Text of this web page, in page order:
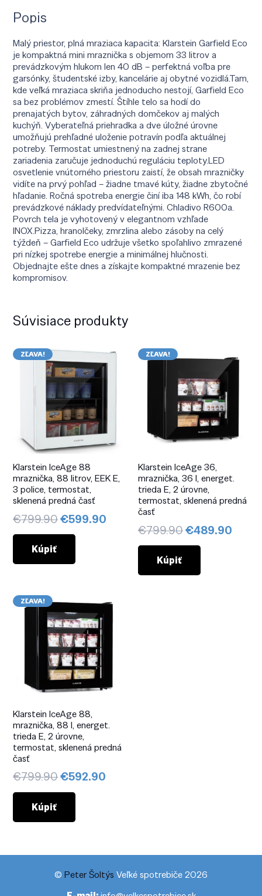
Popis
Malý priestor, plná mraziaca kapacita: Klarstein Garfield Eco
je kompaktná mini mraznička s objemom 33 litrov a
prevádzkovým hlukom len 40 dB – perfektná voľba pre
garsónky, študentské izby, kancelárie aj obytné vozidlá.Tam,
kde veľká mraziaca skriňa jednoducho nestojí, Garfield Eco
sa bez problémov zmestí. Štíhle telo sa hodí do
prenajatých bytov, záhradných domčekov aj malých
kuchýň. Vyberateľná priehradka a dve úložné úrovne
umožňujú prehľadné uloženie potravín podľa aktuálnej
potreby. Termostat umiestnený na zadnej strane
zariadenia zaručuje jednoduchú reguláciu teploty.LED
osvetlenie vnútorného priestoru zaistí, že obsah mrazničky
vidíte na prvý pohľad – žiadne tmavé kúty, žiadne zbytočné
hľadanie. Ročná spotreba energie činí iba 148 kWh, čo robí
prevádzkové náklady predvídateľnými. Chladivo R600a.
Povrch tela je vyhotovený v elegantnom vzhľade
INOX.Pizza, hranolčeky, zmrzlina alebo zásoby na celý
týždeň – Garfield Eco udržuje všetko spoľahlivo zmrazené
pri nízkej spotrebe energie a minimálnej hlučnosti.
Objednajte ešte dnes a získajte kompaktné mrazenie bez
kompromisov.
Súvisiace produkty
ZĽAVA!
Klarstein IceAge 88
mraznička, 88 litrov, EEK E,
3 police, termostat,
sklenená predná časť
€799.90Pôvodná
cena
€799.90.
€599.90 Aktuálna
Kúpiť
ZĽAVA!
Klarstein IceAge 36,
mraznička, 36 l, energet.
trieda E, 2 úrovne,
termostat, sklenená predná
časť
€799.90Pôvodná
cena
€799.90.
€489.90
Kúpiť
ZĽAVA!
Klarstein IceAge 88,
mraznička, 88 l, energet.
trieda E, 2 úrovne,
termostat, sklenená predná
časť
€799.90Pôvodná
cena
€799.90.
€592.90
Kúpiť
© Peter Šoltýs Veľké spotrebiče 2026